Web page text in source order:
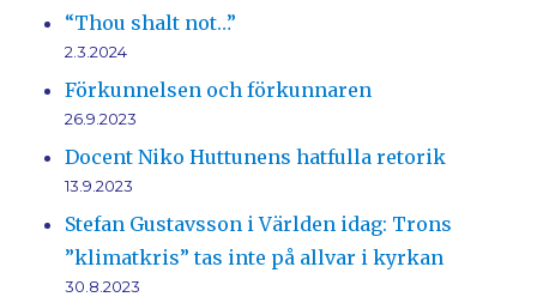
“Thou shalt not…”
2.3.2024
Förkunnelsen och förkunnaren
26.9.2023
Docent Niko Huttunens hatfulla retorik
13.9.2023
Stefan Gustavsson i Världen idag: Trons
”klimatkris” tas inte på allvar i kyrkan
30.8.2023